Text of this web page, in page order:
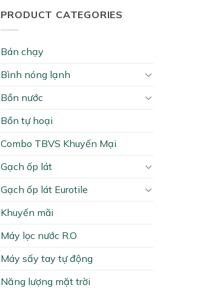
PRODUCT CATEGORIES
Bán chạy
Bình nóng lạnh
Bồn nước
Bồn tự hoại
Combo TBVS Khuyến Mại
Gạch ốp lát
Gạch ốp lát Eurotile
Khuyến mãi
Máy lọc nước R.O
Máy sấy tay tự động
Năng lượng mặt trời